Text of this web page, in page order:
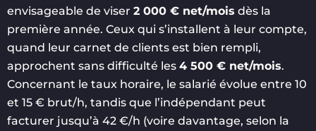
envisageable de viser 2 000 € net/mois dès la
première année. Ceux qui s’installent à leur compte,
quand leur carnet de clients est bien rempli,
approchent sans difficulté les 4 500 € net/mois.
Concernant le taux horaire, le salarié évolue entre 10
et 15 € brut/h, tandis que l’indépendant peut
facturer jusqu’à 42 €/h (voire davantage, selon la